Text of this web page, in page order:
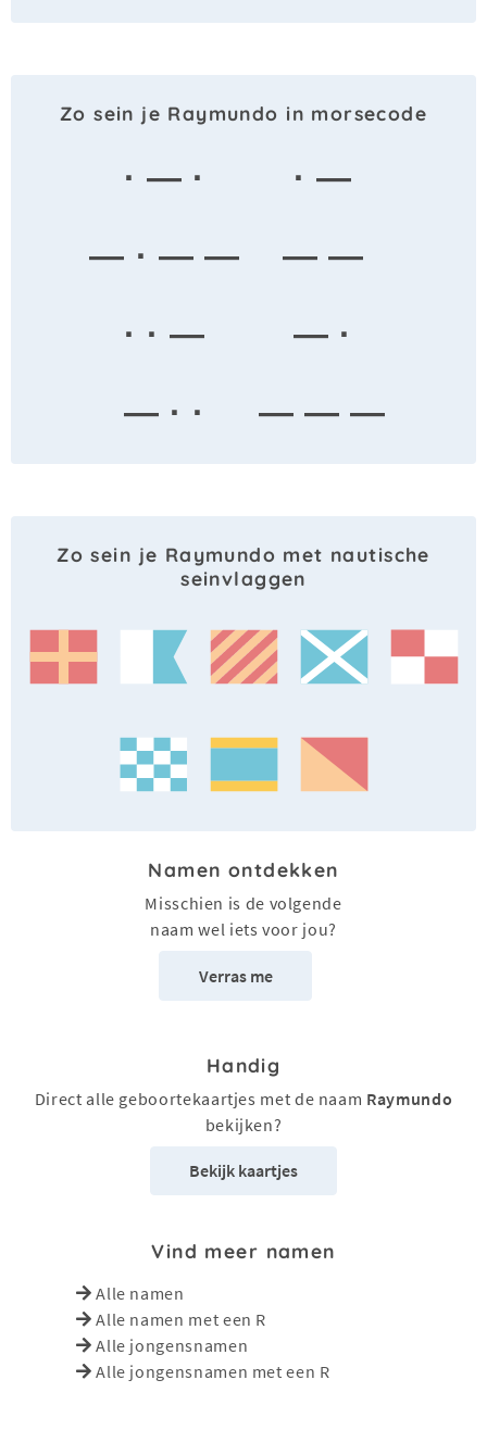
Zo sein je Raymundo in morsecode
· — ·
· —
— · — —
— —
· · —
— ·
— · ·
— — —
Zo sein je Raymundo met nautische
seinvlaggen
Namen ontdekken
Misschien is de volgende
naam wel iets voor jou?
Verras me
Handig
Direct alle geboortekaartjes met de naam Raymundo
bekijken?
Bekijk kaartjes
Vind meer namen
Alle namen
Alle namen met een R
Alle jongensnamen
Alle jongensnamen met een R